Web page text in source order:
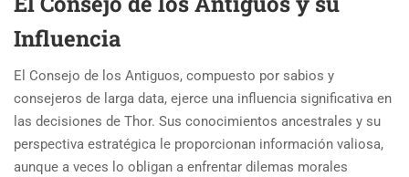
Influencia
El Consejo de los Antiguos, compuesto por sabios y
consejeros de larga data, ejerce una influencia significativa en
las decisiones de Thor. Sus conocimientos ancestrales y su
perspectiva estratégica le proporcionan información valiosa,
aunque a veces lo obligan a enfrentar dilemas morales